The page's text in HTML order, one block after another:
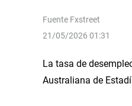
Fuente Fxstreet
21/05/2026 01:31
La tasa de
Australiana de